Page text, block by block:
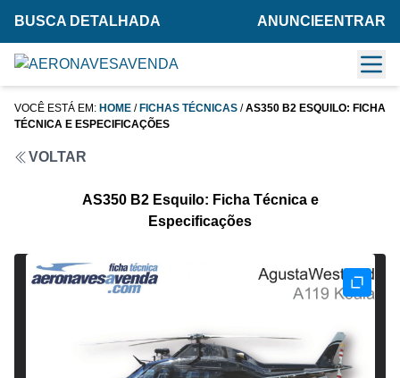
BUSCA DETALHADA ANUNCIE ENTRAR
VOCÊ ESTÁ EM: HOME / FICHAS TÉCNICAS /AS350 B2 ESQUILO: FICHA
TÉCNICA E ESPECIFICAÇÕES
VOLTAR
AS350 B2 Esquilo: Ficha Técnica e
Especificações